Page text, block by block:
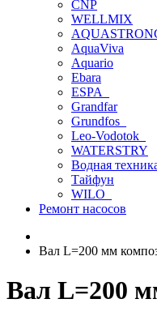
CNP
WELLMIX
AquaViva
Aquario
Ebara
ESPA_
Grandfar
Grundfos_
Leo-Vodotok_
WATERSTRY
Водная
Тайфун
WILO_
Ремонт насосов
Вал L=200 мм
Вал L=200